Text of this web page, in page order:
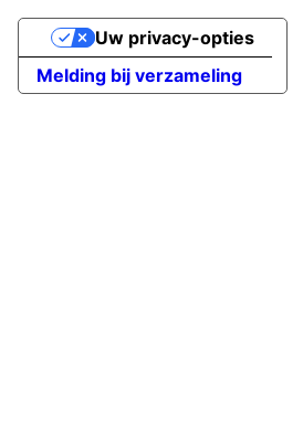
Melding bij verzameling
Uw privacy-opties